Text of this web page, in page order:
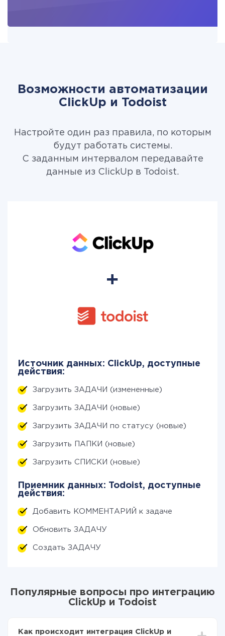
Возможности автоматизации
ClickUp и Todoist
Настройте один раз правила, по которым
будут работать системы.
С заданным интервалом передавайте
данные из ClickUp в Todoist.
Источник данных: ClickUp, доступные
действия:
Загрузить ЗАДАЧИ (измененные)
Загрузить ЗАДАЧИ (новые)
Загрузить ЗАДАЧИ по статусу (новые)
Загрузить ПАПКИ (новые)
Загрузить СПИСКИ (новые)
Приемник данных: Todoist, доступные
действия:
Добавить КОММЕНТАРИЙ к задаче
Обновить ЗАДАЧУ
Создать ЗАДАЧУ
Популярные вопросы про интеграцию
ClickUp и Todoist
Как происходит интеграция ClickUp и